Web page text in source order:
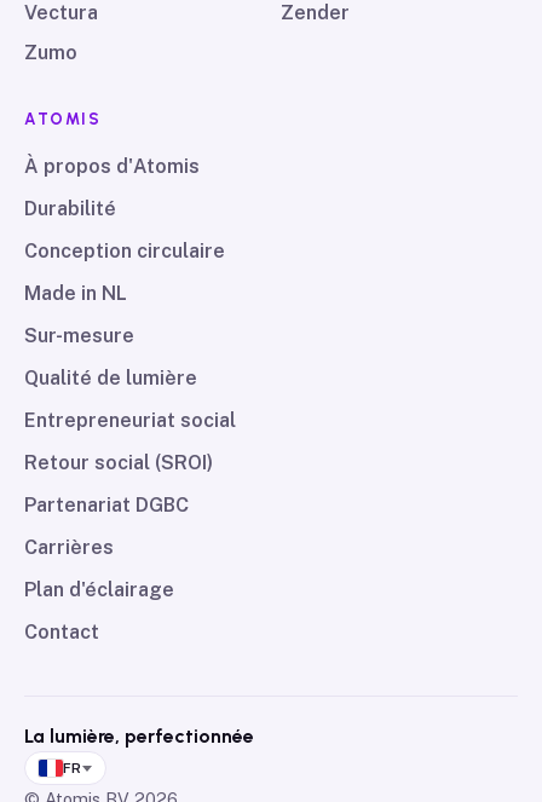
Vectura
Zender
Zumo
ATOMIS
À propos d'Atomis
Durabilité
Conception circulaire
Made in NL
Sur-mesure
Qualité de lumière
Entrepreneuriat social
Retour social (SROI)
Partenariat DGBC
Carrières
Plan d'éclairage
Contact
La lumière, perfectionnée
FR